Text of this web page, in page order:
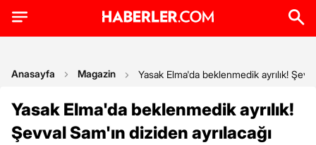
Anasayfa Magazin Yasak Elma'da beklenmedik ayrılık!
Yasak Elma'da beklenmedik ayrılık!
Şevval Sam'ın diziden ayrılacağı